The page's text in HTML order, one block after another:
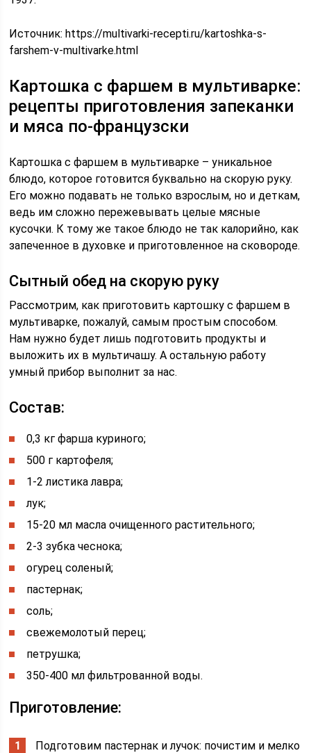
Источник:https://multivarki-recepti.ru/kartoshka-s-
farshem-v-multivarke.html
Картошка с фаршем в мультиварке:
рецепты приготовления запеканки
и мяса по-французски
Картошка с фаршем в мультиварке – уникальное
блюдо, которое готовится буквально на скорую руку.
Его можно подавать не только взрослым, но и деткам,
ведь им сложно пережевывать целые мясные
кусочки. К тому же такое блюдо не так калорийно, как
запеченное в духовке и приготовленное на сковороде.
Сытный обед на скорую руку
Рассмотрим, как приготовить картошку с фаршем в
мультиварке, пожалуй, самым простым способом.
Нам нужно будет лишь подготовить продукты и
выложить их в мультичашу. А остальную работу
умный прибор выполнит за нас.
Состав:
0,3 кг фарша куриного;
500 г картофеля;
1-2 листика лавра;
лук;
15-20 мл масла очищенного растительного;
2-3 зубка чеснока;
огурец соленый;
пастернак;
соль;
свежемолотый перец;
петрушка;
350-400 мл фильтрованной воды.
Приготовление:
Подготовим пастернак и лучок: почистим и мелко